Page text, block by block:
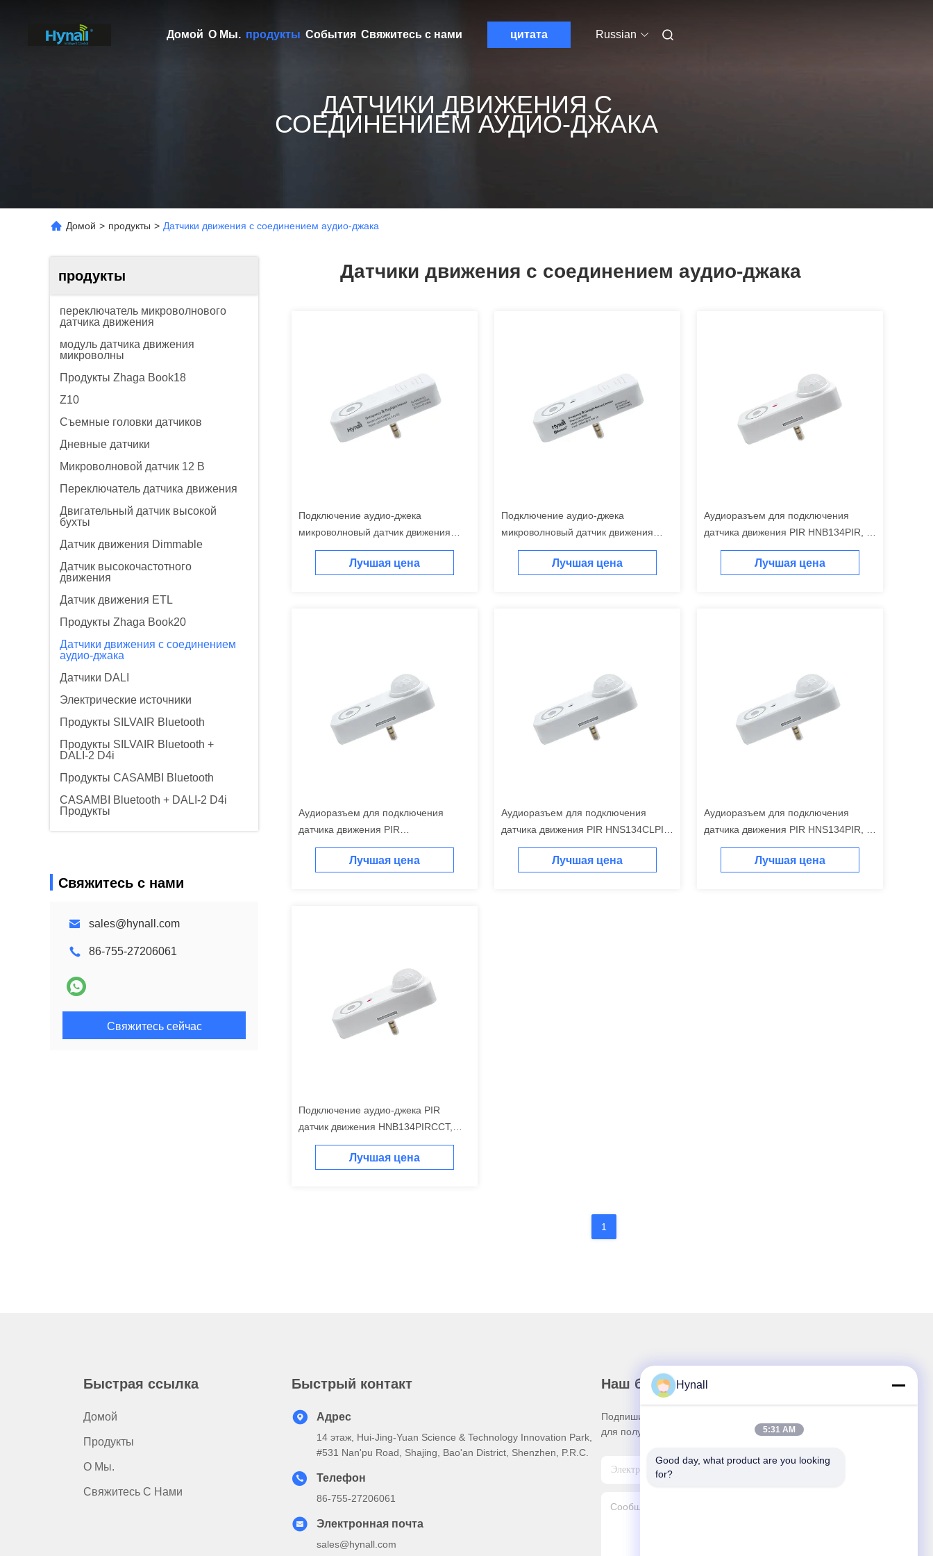
Домой О Мы. продукты События Свяжитесь с нами цитата Russian
ДАТЧИКИ ДВИЖЕНИЯ С
СОЕДИНЕНИЕМ АУДИО-ДЖАКА
Домой > продукты > Датчики движения с соединением аудио-джака
продукты
переключатель микроволнового
датчика движения
модуль датчика движения
микроволны
Продукты Zhaga Book18
Z10
Съемные головки датчиков
Дневные датчики
Микроволновой датчик 12 В
Переключатель датчика движения
Двигательный датчик высокой
бухты
Датчик движения Dimmable
Датчик высокочастотного
движения
Датчик движения ETL
Продукты Zhaga Book20
Датчики движения с соединением
аудио-джака
Датчики DALI
Электрические источники
Продукты SILVAIR Bluetooth
Продукты SILVAIR Bluetooth +
DALI-2 D4i
Продукты CASAMBI Bluetooth
CASAMBI Bluetooth + DALI-2 D4i
Продукты
Свяжитесь с нами
sales@hynall.com
86-755-27206061
Свяжитесь сейчас
Датчики движения с соединением аудио-джака
Подключение аудио-джека
микроволновый датчик движения
HNS124MW, трехуровневый контроль
затемнения, легкая подключение
Лучшая цена
Подключение аудио-джека
микроволновый датчик движения
HNB124MW, Silvair BLE сетка
включена, с функцией сбора
Лучшая цена
Аудиоразъем для подключения
датчика движения PIR HNB134PIR, с
поддержкой Silvair BLE mesh,
функцией сбора дневного света,
Лучшая цена
Аудиоразъем для подключения
датчика движения PIR
HNS134PIRCCT, с трехступенчатым
диммированием и регулировкой
Лучшая цена
Аудиоразъем для подключения
датчика движения PIR HNS134CLPIR,
с трехуровневым управлением
диммированием, управлением
Лучшая цена
Аудиоразъем для подключения
датчика движения PIR HNS134PIR, с
трехуровневым управлением
диммированием, простая установка
Лучшая цена
Подключение аудио-джека PIR
датчик движения HNB134PIRCCT,
Silvair BLE сетка включена, с
функцией сбора дневного света и
Лучшая цена
1
Быстрая ссылка
Домой
Продукты
О Мы.
Свяжитесь С Нами
Быстрый контакт
Адрес
14 этаж, Hui-Jing-Yuan Science & Technology Innovation Park,
#531 Nan'pu Road, Shajing, Bao'an District, Shenzhen, P.R.C.
Телефон
86-755-27206061
Электронная почта
sales@hynall.com
Наш бюллетень
Подпишитесь на нашу информационную рассылку
для получения скидок и прочего.
Hynall
5:31 AM
Good day, what product are you looking
for?